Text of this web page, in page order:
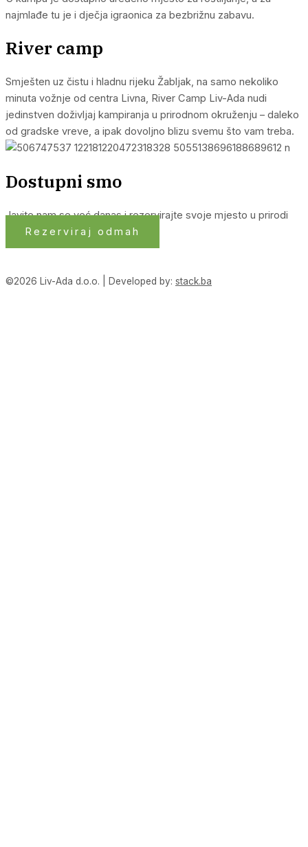
najmlađe tu je i dječja igraonica za bezbrižnu zabavu.
River camp
Smješten uz čistu i hladnu rijeku Žabljak, na samo nekoliko
minuta vožnje od centra Livna, River Camp Liv-Ada nudi
jedinstven doživljaj kampiranja u prirodnom okruženju – daleko
od gradske vreve, a ipak dovoljno blizu svemu što vam treba.
Dostupni smo
Javite nam se već danas i rezervirajte svoje mjesto u prirodi
Rezerviraj odmah
©2026 Liv-Ada d.o.o. | Developed by: stack.ba